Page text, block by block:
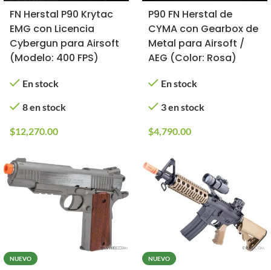
FN Herstal P90 Krytac
EMG con Licencia
Cybergun para Airsoft
(Modelo: 400 FPS)
En stock
8 en stock
$12,270.00
P90 FN Herstal de
CYMA con Gearbox de
Metal para Airsoft /
AEG (Color: Rosa)
En stock
3 en stock
$4,790.00
NUEVO NUEVO